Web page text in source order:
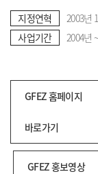
지정연혁
2003년
사업기간
2004년
GFEZ 홈페이지
바로가기
GFEZ 홍보영상